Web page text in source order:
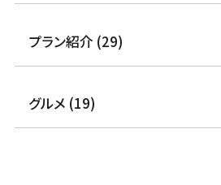
プラン紹介 (29)
グルメ (19)